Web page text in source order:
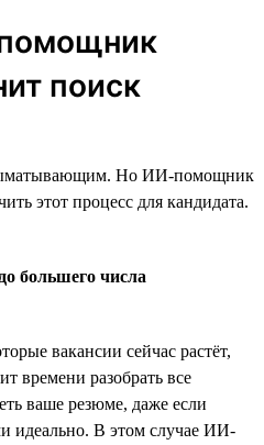
поиск
Но ИИ-помощник
этот процесс для кандидата.
большего числа
вакансии сейчас растёт,
времени разобрать все
ваше резюме, даже если
идеально. В этом случае ИИ-